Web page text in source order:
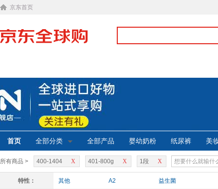
京东首页
首页 全部分类 全部产品 婴幼奶粉 纸尿裤 美
所有商品 > X
400-1404 X
401-800g X
1段
特性： 其他 A2 益生菌